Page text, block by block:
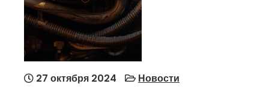
27 октября 2024 Новости